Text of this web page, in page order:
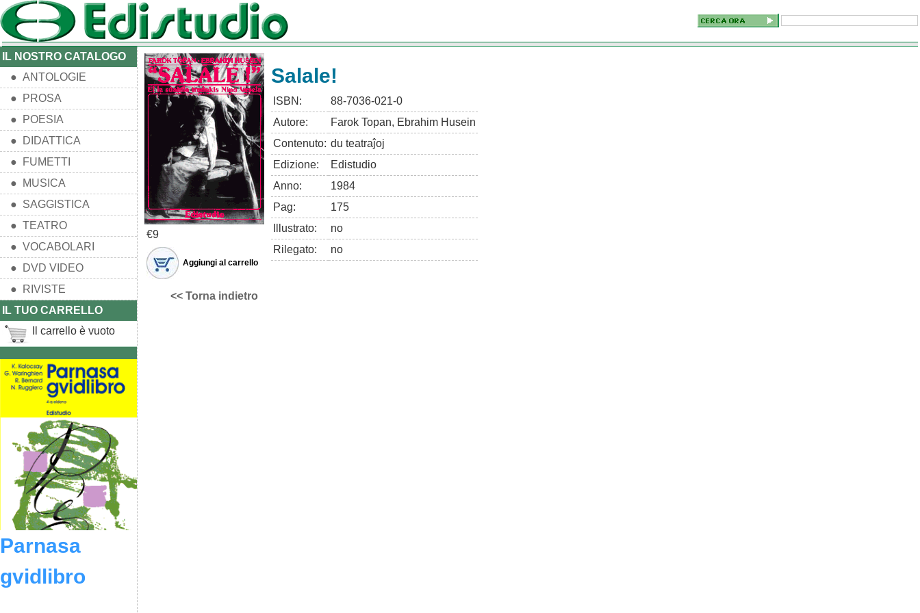
IL NOSTRO CATALOGO
● ANTOLOGIE
● PROSA
● POESIA
● DIDATTICA
● FUMETTI
● MUSICA
● SAGGISTICA
● TEATRO
● VOCABOLARI
● DVD VIDEO
● RIVISTE
IL TUO CARRELLO
Il carrello è vuoto
Parnasa
gvidlibro
€9
Aggiungi al carrello
<< Torna indietro
Salale!
ISBN:
88-7036-021-0
Autore:
Farok Topan, Ebrahim Husein
Contenuto: du teatraĵoj
Edizione:
Edistudio
Anno:
1984
Pag:
175
Illustrato:
no
Rilegato:
no